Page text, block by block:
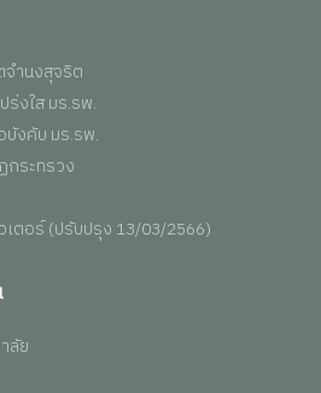
ำนงสุจริต
งใส มร.รพ.
บังคับ มร.รพ.
กระทรวง
ตอร์ (ปรับปรุง 13/03/2566)
ลัย